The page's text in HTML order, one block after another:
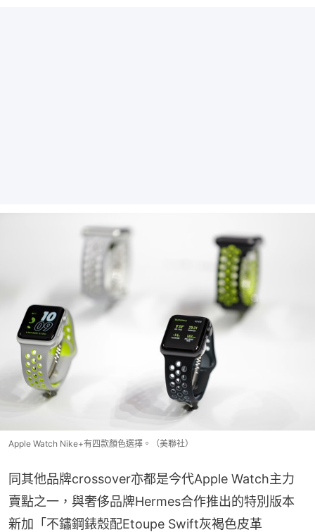
Apple Watch Nike+有四款顏色選擇。（美聯社）
同其他品牌crossover亦都是今代Apple Watch主力
賣點之一，與奢侈品牌Hermes合作推出的特別版本
新加「不鏽鋼錶殼配Etoupe Swift灰褐色皮革